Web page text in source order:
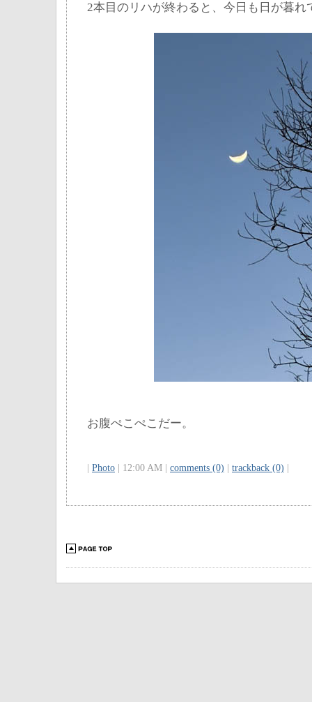
2本目のリハが終わると、今日も日が暮れ
お腹ぺこぺこだー。
Photo | 12:00 AM | comments (0) trackback (0)